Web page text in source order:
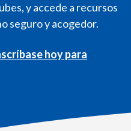
y accede a recursos
seguro y acogedor.
hoy para